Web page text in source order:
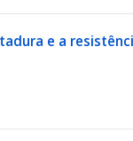
e a